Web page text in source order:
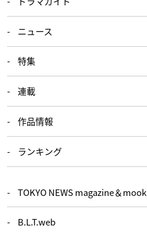
ニュース
特集
連載
作品情報
ランキング
TOKYO NEWS magazine＆mook
B.L.T.web